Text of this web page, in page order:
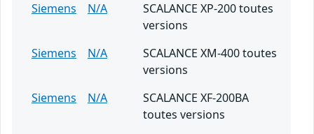
Siemens
N/A
SCALANCE XP-200 toutes
versions
Siemens
N/A
SCALANCE XM-400 toutes
versions
Siemens
N/A
SCALANCE XF-200BA
toutes versions